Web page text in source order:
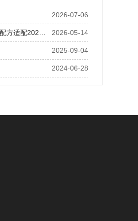
2026-07-06
2026-05-14
2025-09-04
2024-06-28